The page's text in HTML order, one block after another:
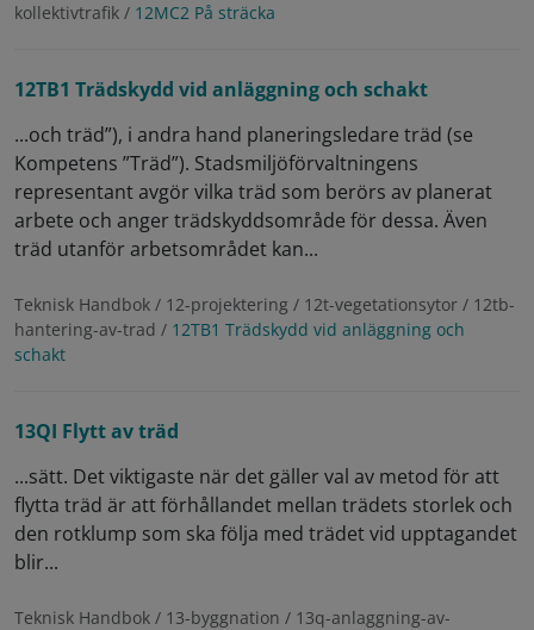
kollektivtrafik / 12MC2 På sträcka
12TB1 Trädskydd vid anläggning och schakt
...och träd”), i andra hand planeringsledare träd (se
Kompetens ”Träd”). Stadsmiljöförvaltningens
representant avgör vilka träd som berörs av planerat
arbete och anger trädskyddsområde för dessa. Även
träd utanför arbetsområdet kan...
Teknisk Handbok / 12-projektering / 12t-vegetationsytor / 12tb-
hantering-av-trad / 12TB1 Trädskydd vid anläggning och
schakt
13QI Flytt av träd
...sätt. Det viktigaste när det gäller val av metod för att
flytta träd är att förhållandet mellan trädets storlek och
den rotklump som ska följa med trädet vid upptagandet
blir...
Teknisk Handbok / 13-byggnation / 13q-anlaggning-av-